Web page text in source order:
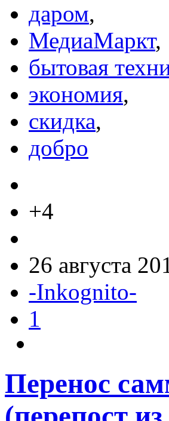
даром,
МедиаМаркт,
бытовая
экономия,
скидка,
добро
+4
26 августа
-Inkognito-
1
Перенос